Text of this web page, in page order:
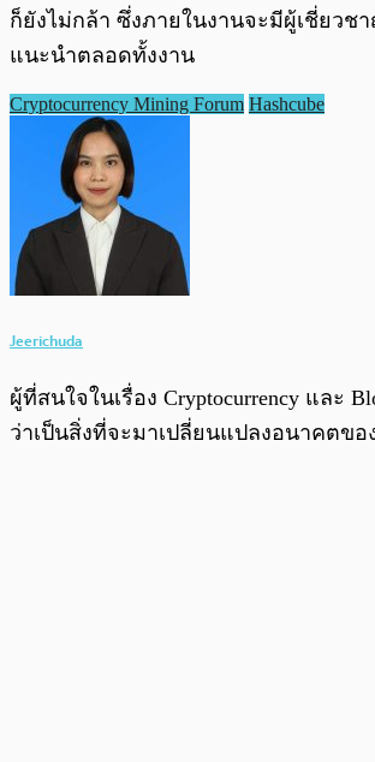
ก็ยังไม่กล้า ซึ่งภายในงานจะมีผู้เชี่ยวช
แนะนำตลอดทั้งงาน
Cryptocurrency Mining Forum Hashcube
Jeerichuda
ผู้ที่สนใจในเรื่อง Cryptocurrency และ
ว่าเป็นสิ่งที่จะมาเปลี่ยนแปลงอนาคตขอ